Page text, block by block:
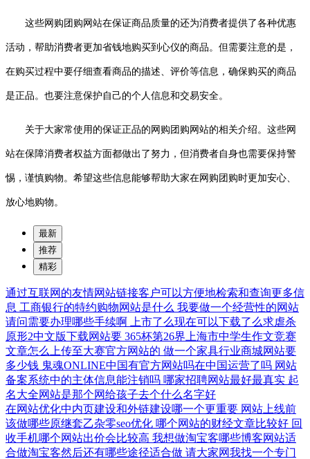
这些网购团购网站在保证商品质量的还为消费者提供了各种优惠
活动，帮助消费者更加省钱地购买到心仪的商品。但需要注意的是，
在购买过程中要仔细查看商品的描述、评价等信息，确保购买的商品
是正品。也要注意保护自己的个人信息和交易安全。
关于大家常使用的保证正品的网购团购网站的相关介绍。这些网
站在保障消费者权益方面都做出了努力，但消费者自身也需要保持警
惕，谨慎购物。希望这些信息能够帮助大家在网购团购时更加安心、
放心地购物。
最新
推荐
精彩
通过互联网的友情网站链接客户可以方便地检索和查询更多信
息 工商银行的特约购物网站是什么 我要做一个经营性的网站
请问需要办理哪些手续啊
上市了么现在可以下载了么求虐杀
原形2中文版下载网站要 365杯第26界上海市中学生作文竞赛
文章怎么上传至大赛官方网站的 做一个家具行业商城网站要
多少钱 鬼魂ONLINE中国有官方网站吗在中国运营了吗 网站
备案系统中的主体信息能注销吗 哪家招聘网站最好最真实 起
名大全网站是那个网给孩子去个什么名字好
在网站优化中内页建设和外链建设哪一个更重要 网站上线前
该做哪些原继套乙杂零seo优化 哪个网站的财经文章比较好 回
收手机哪个网站出价会比较高 我想做淘宝客哪些博客网站适
合做淘宝客然后还有哪些途径适合做 请大家网我找一个专门